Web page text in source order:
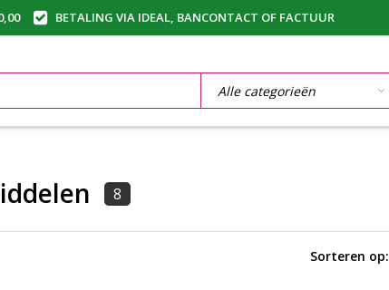
BETALING VIA IDEAL, BANCONTACT OF FACTUUR
8
Sorteren op: